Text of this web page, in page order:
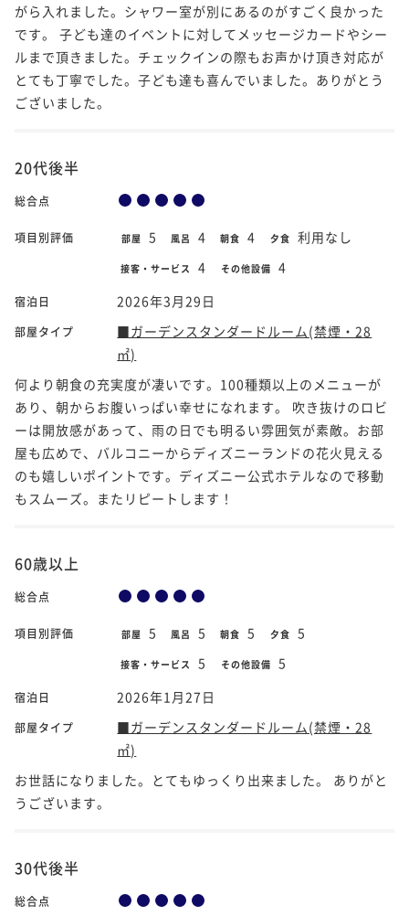
がら入れました。シャワー室が別にあるのがすごく良かった
です。 子ども達のイベントに対してメッセージカードやシー
ルまで頂きました。チェックインの際もお声かけ頂き対応が
とても丁寧でした。子ども達も喜んでいました。ありがとう
ございました。
20代後半
総合点
項目別評価 部屋 5 風呂 4 朝食 4 夕食 利用なし
接客・サービス 4 その他設備 4
宿泊日 2026年3月29日
部屋タイプ
■ガーデンスタンダードルーム(禁煙・28
㎡)
何より朝食の充実度が凄いです。100種類以上のメニューが
あり、朝からお腹いっぱい幸せになれます。 吹き抜けのロビ
ーは開放感があって、雨の日でも明るい雰囲気が素敵。お部
屋も広めで、バルコニーからディズニーランドの花火見える
のも嬉しいポイントです。ディズニー公式ホテルなので移動
もスムーズ。またリピートします！
60歳以上
総合点
項目別評価 部屋 5 風呂 5 朝食 5 夕食 5
接客・サービス 5 その他設備 5
宿泊日 2026年1月27日
部屋タイプ
■ガーデンスタンダードルーム(禁煙・28
㎡)
お世話になりました。とてもゆっくり出来ました。 ありがと
うございます。
30代後半
総合点